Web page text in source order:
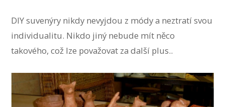
DIY suvenýry nikdy nevyjdou z módy a neztratí svou
individualitu. Nikdo jiný nebude mít něco
takového, což lze považovat za další plus..